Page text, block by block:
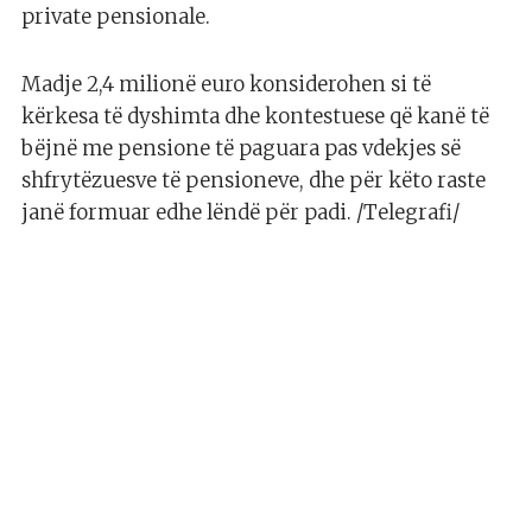
private pensionale.
Madje 2,4 milionë euro konsiderohen si të
kërkesa të dyshimta dhe kontestuese që kanë të
bëjnë me pensione të paguara pas vdekjes së
shfrytëzuesve të pensioneve, dhe për këto raste
janë formuar edhe lëndë për padi. /Telegrafi/